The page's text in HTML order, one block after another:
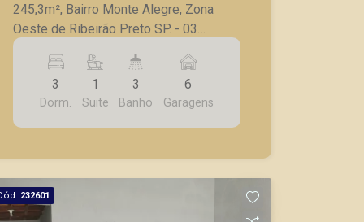
245,3m², Bairro Monte Alegre, Zona
Oeste de Ribeirão Preto SP. - 03
dormitórios, sendo 01 suíte; - Casa
climatizada; - Sala para 02 ambientes; -
Escritório; - Cozinha com armários; -
Área de serviço; - Área gourmet com
churrasqueira; - Quintal amplo; -
próxima à USP. A Piramid tem como
objetivo atender seus clientes com
3
Dorm.
1
Suite
3
Banho
6
Garagens
232601